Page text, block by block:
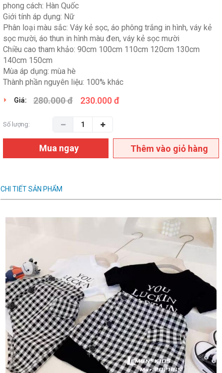
phong cách: Hàn Quốc
Giới tính áp dụng: Nữ
Phân loại màu sắc: Váy kẻ sọc, áo phông trắng in hình, váy kẻ
sọc mười, áo thun in hình màu đen, váy kẻ sọc mười
Chiều cao tham khảo: 90cm 100cm 110cm 120cm 130cm
140cm 150cm
Mùa áp dụng: mùa hè
Thành phần nguyên liệu: 100% khác
Giá: 280.000 đ 230.000 đ
Số lượng:
Mua ngay Thêm vào giỏ hàng
CHI TIẾT SẢN PHẨM